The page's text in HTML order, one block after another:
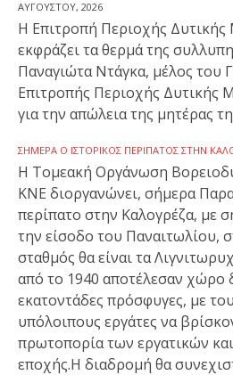
ΑΥΓΟΎΣΤΟΥ, 2026
Η Επιτροπή Περιοχής
εκφράζει τα θερμά της
Παναγιώτα Ντάγκα, μέλος του
Επιτροπής Περιοχής Δυτικής
για την απώλεια της μητέρας
ΣΉΜΕΡΑ Ο ΙΣΤΟΡΙΚΌΣ ΠΕΡΊΠΑΤΟΣ ΣΤΗΝ
Η Τομεακή Οργάνωση
ΚΝΕ διοργανώνει, σήμερα
περίπατο στην Καλογρέζα, με
την είσοδο του Παναιτωλίου,
σταθμός θα είναι τα
από το 1940 αποτέλεσαν χώρο
εκατοντάδες πρόσφυγες, με
υπόλοιπους εργάτες να
πρωτοπορία των εργατικών
εποχής.Η διαδρομή θα